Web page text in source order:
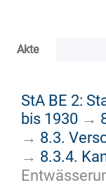
Akte
StA BE 2:
bis 1930 →
→ 8.3.
→ 8.3.4.